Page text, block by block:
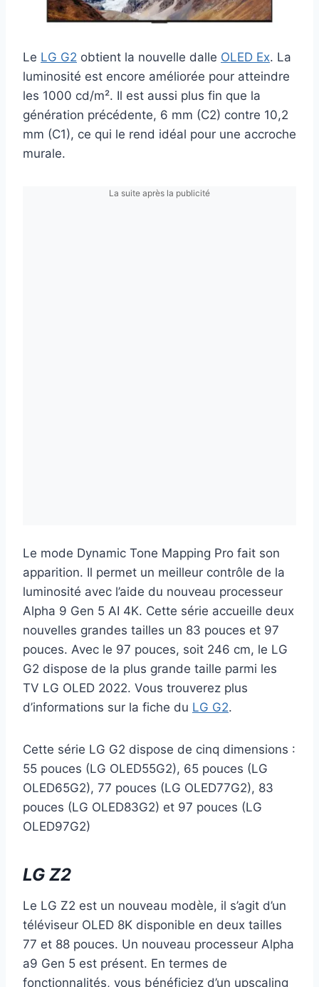
Le LG G2 obtient la nouvelle dalle OLED Ex. La
luminosité est encore améliorée pour atteindre
les 1000 cd/m². Il est aussi plus fin que la
génération précédente, 6 mm (C2) contre 10,2
mm (C1), ce qui le rend idéal pour une accroche
murale.
La suite après la publicité
Le mode Dynamic Tone Mapping Pro fait son
apparition. Il permet un meilleur contrôle de la
luminosité avec l’aide du nouveau processeur
Alpha 9 Gen 5 AI 4K. Cette série accueille deux
nouvelles grandes tailles un 83 pouces et 97
pouces. Avec le 97 pouces, soit 246 cm, le LG
G2 dispose de la plus grande taille parmi les
TV LG OLED 2022. Vous trouverez plus
d’informations sur la fiche du LG G2.
Cette série LG G2 dispose de cinq dimensions :
55 pouces (LG OLED55G2), 65 pouces (LG
OLED65G2), 77 pouces (LG OLED77G2), 83
pouces (LG OLED83G2) et 97 pouces (LG
OLED97G2)
LG Z2
Le LG Z2 est un nouveau modèle, il s’agit d’un
téléviseur OLED 8K disponible en deux tailles
77 et 88 pouces. Un nouveau processeur Alpha
a9 Gen 5 est présent. En termes de
fonctionnalités, vous bénéficiez d’un upscaling